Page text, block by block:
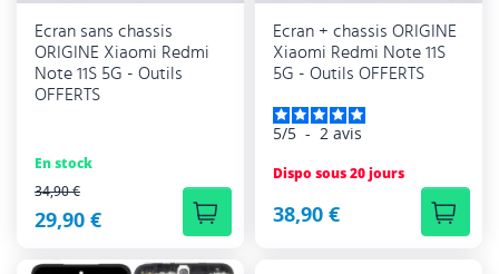
Ecran sans chassis
ORIGINE Xiaomi Redmi
Note 11S 5G - Outils
OFFERTS
En stock
PRIX RÉGULIER
34,90 €
29,90 €
Ecran + chassis ORIGINE
Xiaomi Redmi Note 11S
5G - Outils OFFERTS
5/5 - 2 avis
Dispo sous 20 jours
38,90 €